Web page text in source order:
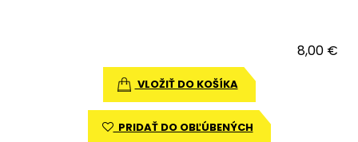
8,00 €
VLOŽIŤ DO KOŠÍKA
PRIDAŤ DO OBĽÚBENÝCH